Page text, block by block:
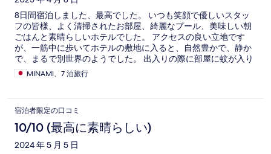
8日間宿泊しました、最高でした。 いつも笑顔で優しいスタッ
フの皆様、よく清掃されたお部屋、綺麗なプール、美味しい朝
ごはんと素晴らしいホテルでした。 アクセスの良い立地です
が、一筋中に歩いてホテルの敷地に入ると、自然豊かで、静か
で、まるで別世界のようでした。 出入りの際に部屋に蚊が入り
ますが、殺虫剤と殺虫ラケットがあるので問題無かったです。
エントランスに住み着いてる猫ちゃんと、木を駆け回るリスが
MINAMI、7 泊旅行
宿泊者限定の口コミ
10/10 (最高に素晴らしい)
2024 年 5 月 5 日